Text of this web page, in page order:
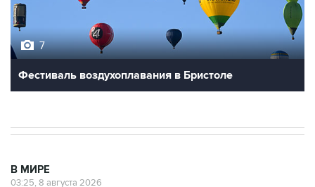
7
Фестиваль воздухоплавания в Бристоле
В МИРЕ
03:25, 8 августа 2026